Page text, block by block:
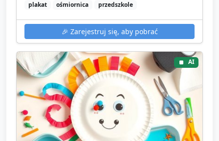
plakat
ośmiornica przedszkole
🎉 Zarejestruj się, aby pobrać
AI